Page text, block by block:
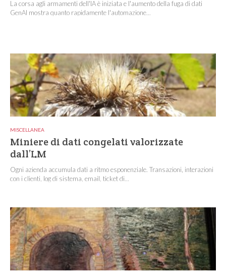
La corsa agli armamenti dell'IA è iniziata e l'aumento della fuga di dati
GenAI mostra quanto rapidamente l'automazione...
MISCELLANEA
Miniere di dati congelati valorizzate
dall’LM
Ogni azienda accumula dati a ritmo esponenziale. Transazioni, interazioni
con i clienti, log di sistema, email, ticket di...